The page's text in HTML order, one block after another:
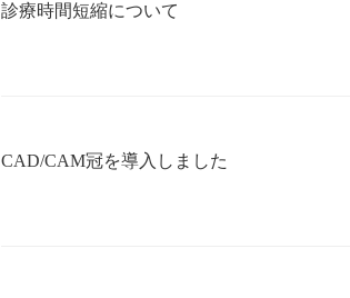
診療時間短縮について
CAD/CAM冠を導入しました